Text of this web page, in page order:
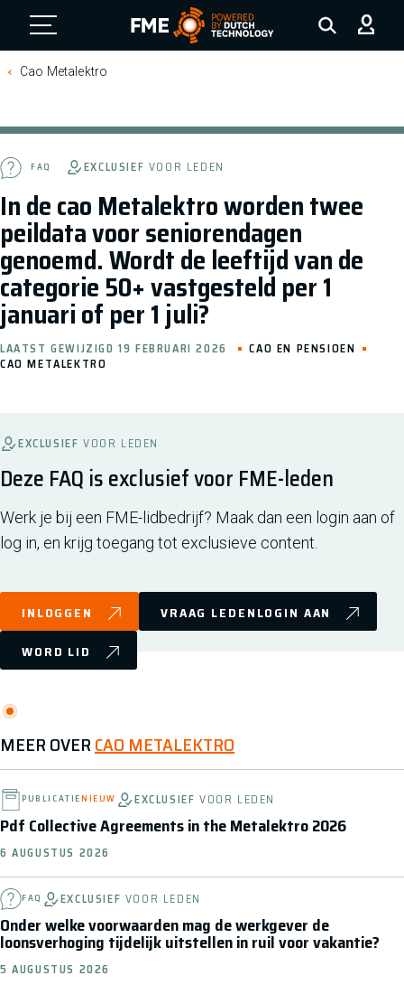
FME Logo, to the homepage
Cao Metalektro
In de cao Metalektro worden twee
peildata voor seniorendagen
genoemd. Wordt de leeftijd van de
categorie 50+ vastgesteld per 1
januari of per 1 juli?
FAQ EXCLUSIEF VOOR LEDEN
LAATST GEWIJZIGD 19 FEBRUARI 2026
CAO EN PENSIOEN
CAO METALEKTRO
EXCLUSIEF VOOR LEDEN
Deze FAQ is exclusief voor FME-leden
Werk je bij een FME-lidbedrijf? Maak dan een login aan of
log in, en krijg toegang tot exclusieve content.
INLOGGEN
VRAAG LEDENLOGIN AAN
WORD LID
MEER OVERCAO METALEKTRO
PUBLICATIENIEUW EXCLUSIEF VOOR LEDEN
Pdf Collective Agreements in the Metalektro 2026
6 AUGUSTUS 2026
FAQ EXCLUSIEF VOOR LEDEN
Onder welke voorwaarden mag de werkgever de
loonsverhoging tijdelijk uitstellen in ruil voor vakantie?
5 AUGUSTUS 2026